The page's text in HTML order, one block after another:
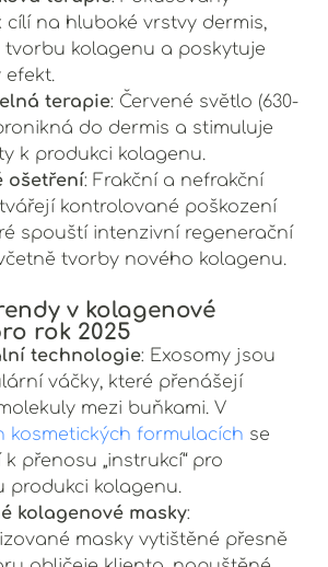
na hluboké vrstvy dermis,
tvorbu kolagenu a poskytuje
terapie: Červené světlo (630-
do dermis a stimuluje
k produkci kolagenu.
ošetření: Frakční a nefrakční
kontrolované poškození
spouští intenzivní regenerační
tvorby nového kolagenu.
v kolagenové
rok 2025
technologie: Exosomy jsou
váčky, které přenášejí
mezi buňkami. V
kosmetických formulacích se
přenosu „instrukcí“ pro
produkci kolagenu.
kolagenové masky:
masky vytištěné přesně